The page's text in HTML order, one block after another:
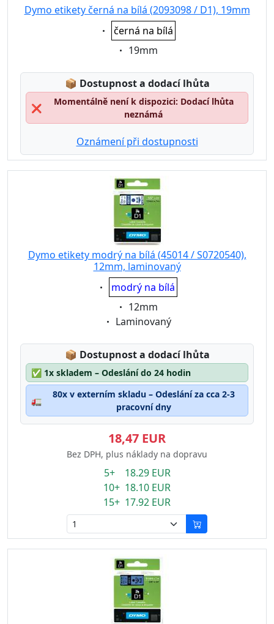
Dymo etikety černá na bílá (2093098 / D1), 19mm
Eigenschaft:
černá na bílá
Eigenschaft:
19mm
📦 Lagerstatus:
Dostupnost a dodací lhůta
❌
Momentálně není k dispozici: Dodací lhůta
neznámá
Oznámení při dostupnosti
Dymo etikety modrý na bílá (45014 / S0720540),
12mm, laminovaný
Eigenschaft:
modrý na bílá
Eigenschaft:
12mm
Eigenschaft:
Laminovaný
📦 Lagerstatus:
Dostupnost a dodací lhůta
✅ 1x skladem – Odeslání do 24 hodin
🚛
80x v externím skladu – Odeslání za cca 2-3
pracovní dny
18,47 EUR
Bez DPH, plus náklady na dopravu
5+ 18.29 EUR
10+ 18.10 EUR
15+ 17.92 EUR